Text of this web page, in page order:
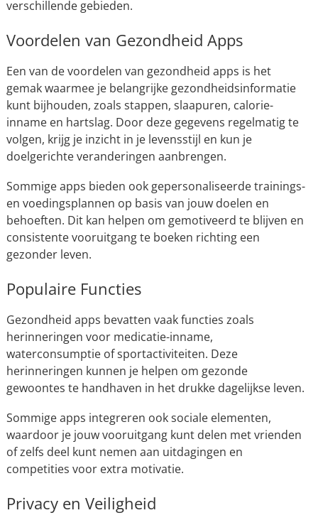
verschillende gebieden.
Voordelen van Gezondheid Apps
Een van de voordelen van gezondheid apps is het
gemak waarmee je belangrijke gezondheidsinformatie
kunt bijhouden, zoals stappen, slaapuren, calorie-
inname en hartslag. Door deze gegevens regelmatig te
volgen, krijg je inzicht in je levensstijl en kun je
doelgerichte veranderingen aanbrengen.
Sommige apps bieden ook gepersonaliseerde trainings-
en voedingsplannen op basis van jouw doelen en
behoeften. Dit kan helpen om gemotiveerd te blijven en
consistente vooruitgang te boeken richting een
gezonder leven.
Populaire Functies
Gezondheid apps bevatten vaak functies zoals
herinneringen voor medicatie-inname,
waterconsumptie of sportactiviteiten. Deze
herinneringen kunnen je helpen om gezonde
gewoontes te handhaven in het drukke dagelijkse leven.
Sommige apps integreren ook sociale elementen,
waardoor je jouw vooruitgang kunt delen met vrienden
of zelfs deel kunt nemen aan uitdagingen en
competities voor extra motivatie.
Privacy en Veiligheid